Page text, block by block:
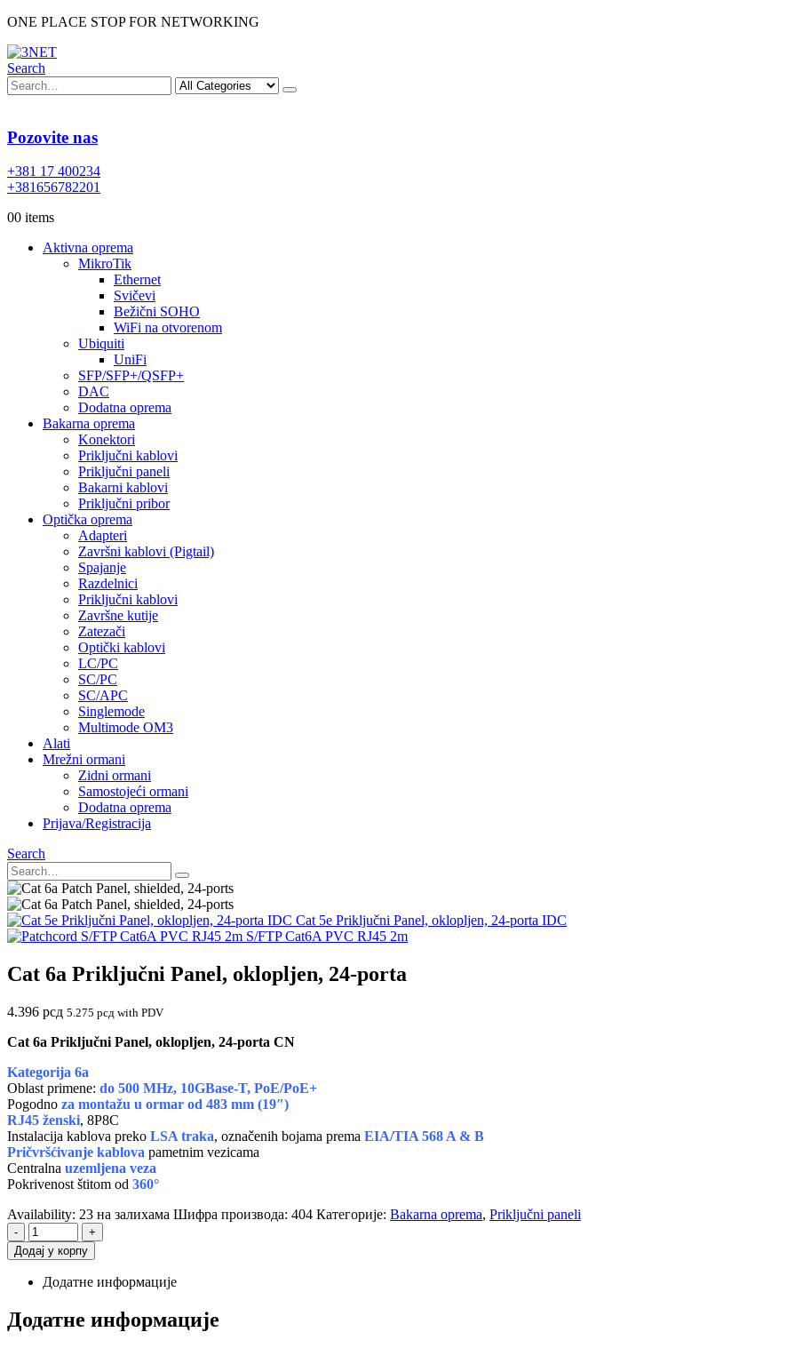
ONE PLACE STOP FOR NETWORKING
Search
Pozovite nas
+381 17 400234
+381656782201
00 items
Aktivna oprema
MikroTik
Ethernet
Svičevi
Bežični SOHO
WiFi na otvorenom
Ubiquiti
UniFi
SFP/SFP+/QSFP+
DAC
Dodatna oprema
Bakarna oprema
Konektori
Priključni kablovi
Priključni paneli
Bakarni kablovi
Priključni pribor
Optička oprema
Adapteri
Završni kablovi (Pigtail)
Spajanje
Razdelnici
Priključni kablovi
Završne kutije
Zatezači
Optički kablovi
LC/PC
SC/PC
SC/APC
Singlemode
Multimode OM3
Alati
Mrežni ormani
Zidni ormani
Samostojeći ormani
Dodatna oprema
Prijava/Registracija
Search
Cat 5e Priključni Panel, oklopljen, 24-porta IDC
S/FTP Cat6A PVC RJ45 2m
Cat 6a Priključni Panel, oklopljen, 24-porta
4.396 рсд 5.275 рсд with PDV
Cat 6a Priključni Panel, oklopljen, 24-porta CN
Kategorija 6a
Oblast primene: do 500 MHz, 10GBase-T, PoE/PoE+
Pogodno za montažu u ormar od 483 mm (19″)
RJ45 ženski, 8P8C
Instalacija kablova preko LSA traka, označenih bojama prema EIA/TIA 568 A & B
Pričvršćivanje kablova pametnim vezicama
Centralna uzemljena veza
Pokrivenost štitom od 360°
Availability: 23 на залихама Шифра производа: 404 Категорије: Bakarna oprema, Priključni paneli
-
+
Додај у корпу
Додатне информације
Додатне информације